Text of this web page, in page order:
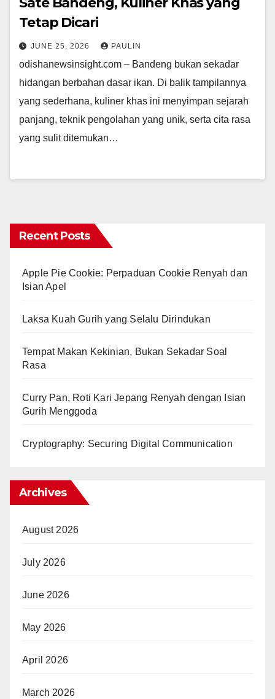
Tetap Dicari
JUNE 25, 2026 PAULIN
odishanewsinsight.com – Bandeng bukan sekadar
hidangan berbahan dasar ikan. Di balik tampilannya
yang sederhana, kuliner khas ini menyimpan sejarah
panjang, teknik pengolahan yang unik, serta cita rasa
yang sulit ditemukan…
Recent Posts
Apple Pie Cookie: Perpaduan Cookie Renyah dan
Isian Apel
Laksa Kuah Gurih yang Selalu Dirindukan
Tempat Makan Kekinian, Bukan Sekadar Soal
Rasa
Curry Pan, Roti Kari Jepang Renyah dengan Isian
Gurih Menggoda
Cryptography: Securing Digital Communication
Archives
August 2026
July 2026
June 2026
May 2026
April 2026
March 2026